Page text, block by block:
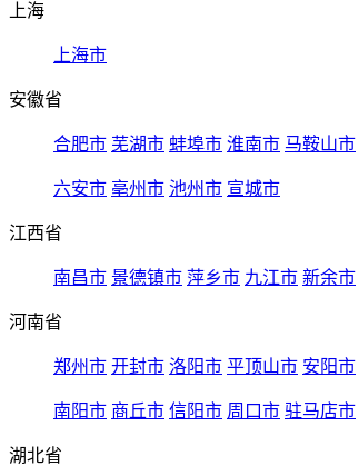
上海
上海市
安徽省
合肥市 芜湖市 蚌埠市 淮南市 马鞍山市
六安市 亳州市 池州市 宣城市
江西省
南昌市 景德镇市 萍乡市 九江市 新余市
河南省
郑州市 开封市 洛阳市 平顶山市 安阳市
南阳市 商丘市 信阳市 周口市 驻马店市
湖北省